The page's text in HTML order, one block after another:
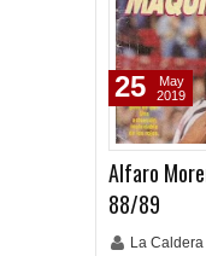
Alfaro
88/89
La
25
May
2019